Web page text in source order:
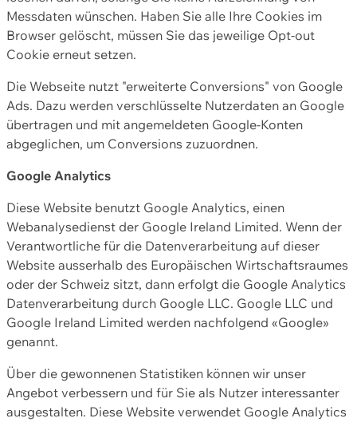
Messdaten wünschen. Haben Sie alle Ihre Cookies im
Browser gelöscht, müssen Sie das jeweilige Opt-out
Cookie erneut setzen.
Die Webseite nutzt "erweiterte Conversions" von Google
Ads. Dazu werden verschlüsselte Nutzerdaten an Google
übertragen und mit angemeldeten Google-Konten
abgeglichen, um Conversions zuzuordnen.
Google Analytics
Diese Website benutzt Google Analytics, einen
Webanalysedienst der Google Ireland Limited. Wenn der
Verantwortliche für die Datenverarbeitung auf dieser
Website ausserhalb des Europäischen Wirtschaftsraumes
oder der Schweiz sitzt, dann erfolgt die Google Analytics
Datenverarbeitung durch Google LLC. Google LLC und
Google Ireland Limited werden nachfolgend «Google»
genannt.
Über die gewonnenen Statistiken können wir unser
Angebot verbessern und für Sie als Nutzer interessanter
ausgestalten. Diese Website verwendet Google Analytics